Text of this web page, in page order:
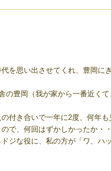
を思い出させてくれ、豊岡に
の豊岡（我が家から一番近く
付き合いで一年に2度、何年も
で、何回はずかしかったか・・
ジな役に、私の方が「ワ、ハ